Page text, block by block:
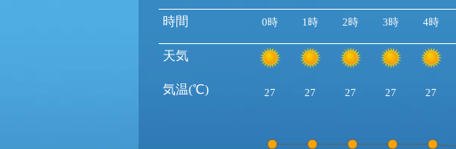
時間
天気
気温(℃)
0時 1時 2時 3時 4時
27 27 27 27 27